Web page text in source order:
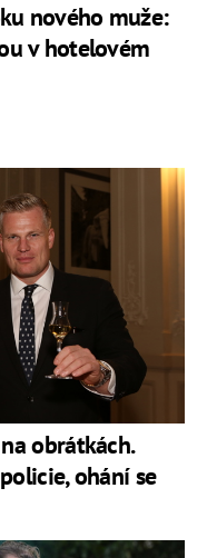
nového muže:
v hotelovém
obrátkách.
ohání se